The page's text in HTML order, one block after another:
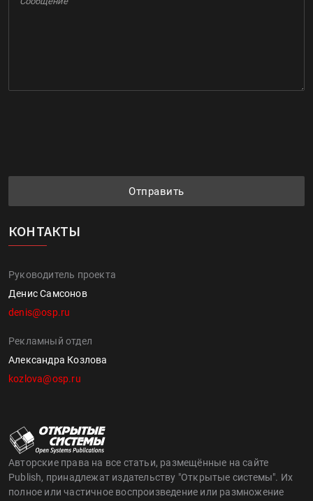
Отправить
КОНТАКТЫ
Руководитель проекта
Денис Самсонов
denis@osp.ru
Рекламный отдел
Александра Козлова
kozlova@osp.ru
Авторские права на все статьи, размещённые на сайте
Publish, принадлежат издательству "Открытые системы". Их
полное или частичное воспроизведение или размножение